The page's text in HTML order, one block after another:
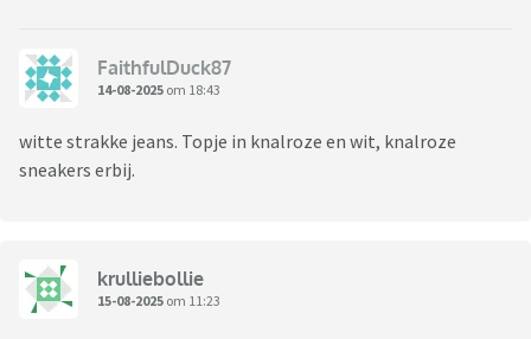
FaithfulDuck87
14-08-2025 om 18:43
witte strakke jeans. Topje in knalroze en wit, knalroze
sneakers erbij.
krulliebollie
15-08-2025 om 11:23